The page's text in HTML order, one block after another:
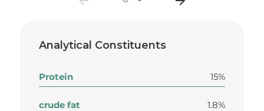
Analytical Constituents
Protein 15%
crude fat 1.8%